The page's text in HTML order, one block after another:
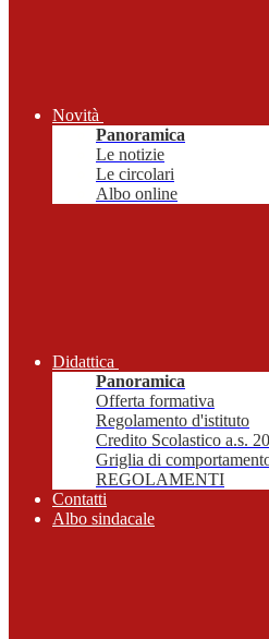
Novità
Panoramica
Le notizie
Le circolari
Albo online
Didattica
Panoramica
Offerta formativa
Regolamento d'istituto
Credito Scolastico a.s.
Griglia di
REGOLAMENTI
Contatti
Albo sindacale